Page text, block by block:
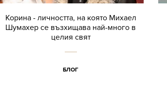
Корина - личността, на която Михаел
Шумахер се възхищава най-много в
целия свят
БЛОГ